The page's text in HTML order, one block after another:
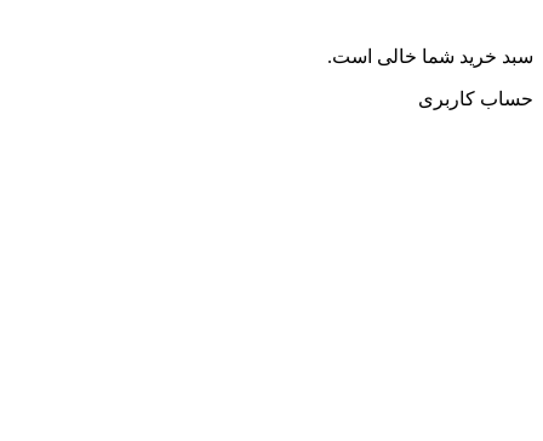
سبد خرید شما خالی است.
حساب کاربری